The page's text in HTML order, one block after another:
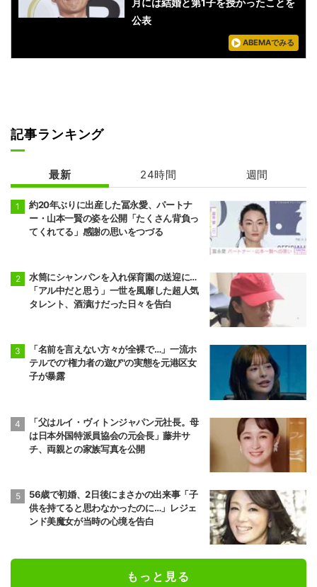
月には結婚と第1子を授かったことを
公表
ABEMAでみる
記事ランキング
最新 24時間 週間
約20年ぶりに出産した冨永愛、パートナ
ー・山本一賢の姿を公開「たくさん背負っ
てくれてる」感謝の思いをつづる
水筒にシャンパンを入れ保育園の送迎に…
「アル中だと思う」一世を風靡した超人気
タレント、酒漬けだった日々を告白
「名前を言えない方々が全裸で…」一流ホ
テルでの"権力者の遊び"の実態を元港区女
子が暴露
「父はルイ・ヴィトンジャパン元社長。母
は日本外国特派員協会の元会長」藤井サ
チ、両親との家族写真を公開
56歳で初婚、2日後にまさかの出来事「子
供を持てると思わなかったのに…」レジェ
ンド美魔女が当時の心境を告白
もっと見る